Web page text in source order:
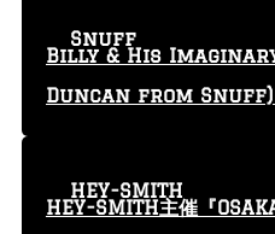
Billy & His
Duncan from Snuff)
Snuff
HEY-SMITH主催『
HEY-SMITH